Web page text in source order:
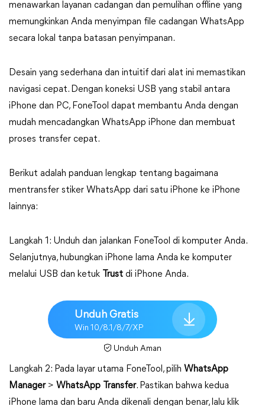
menawarkan layanan cadangan dan pemulihan offline yang
memungkinkan Anda menyimpan file cadangan WhatsApp
secara lokal tanpa batasan penyimpanan.
Desain yang sederhana dan intuitif dari alat ini memastikan
navigasi cepat. Dengan koneksi USB yang stabil antara
iPhone dan PC, FoneTool dapat membantu Anda dengan
mudah mencadangkan WhatsApp iPhone dan membuat
proses transfer cepat.
Berikut adalah panduan lengkap tentang bagaimana
mentransfer stiker WhatsApp dari satu iPhone ke iPhone
lainnya:
Langkah 1: Unduh dan jalankan FoneTool di komputer Anda.
Selanjutnya, hubungkan iPhone lama Anda ke komputer
melalui USB dan ketuk
Trust di iPhone Anda.
Unduh Gratis
Win 10/8.1/8/7/XP
Unduh Aman
Langkah 2: Pada layar utama FoneTool, pilih WhatsApp
Manager> WhatsApp Transfer. Pastikan bahwa kedua
iPhone lama dan baru Anda dikenali dengan benar, lalu klik